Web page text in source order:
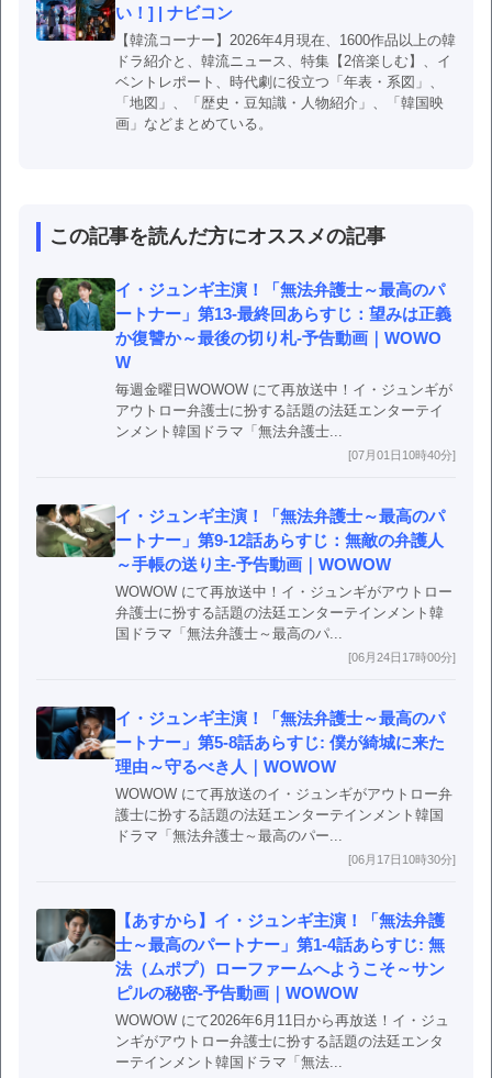
い！] | ナビコン
【韓流コーナー】2026年4月現在、1600作品以上の韓
ドラ紹介と、韓流ニュース、特集【2倍楽しむ】、イ
ベントレポート、時代劇に役立つ「年表・系図」、
「地図」、「歴史・豆知識・人物紹介」、「韓国映
画」などまとめている。
この記事を読んだ方にオススメの記事
イ・ジュンギ主演！「無法弁護士～最高のパ
ートナー」第13-最終回あらすじ：望みは正義
か復讐か～最後の切り札-予告動画｜WOWO
W
毎週金曜日WOWOW にて再放送中！イ・ジュンギが
アウトロー弁護士に扮する話題の法廷エンターテイ
ンメント韓国ドラマ「無法弁護士...
[07月01日10時40分]
イ・ジュンギ主演！「無法弁護士～最高のパ
ートナー」第9-12話あらすじ：無敵の弁護人
～手帳の送り主-予告動画｜WOWOW
WOWOW にて再放送中！イ・ジュンギがアウトロー
弁護士に扮する話題の法廷エンターテインメント韓
国ドラマ「無法弁護士～最高のパ...
[06月24日17時00分]
イ・ジュンギ主演！「無法弁護士～最高のパ
ートナー」第5-8話あらすじ: 僕が綺城に来た
理由～守るべき人｜WOWOW
WOWOW にて再放送のイ・ジュンギがアウトロー弁
護士に扮する話題の法廷エンターテインメント韓国
ドラマ「無法弁護士～最高のパー...
[06月17日10時30分]
【あすから】イ・ジュンギ主演！「無法弁護
士～最高のパートナー」第1-4話あらすじ: 無
法（ムポプ）ローファームへようこそ～サン
ピルの秘密-予告動画｜WOWOW
WOWOW にて2026年6月11日から再放送！イ・ジュ
ンギがアウトロー弁護士に扮する話題の法廷エンタ
ーテインメント韓国ドラマ「無法...